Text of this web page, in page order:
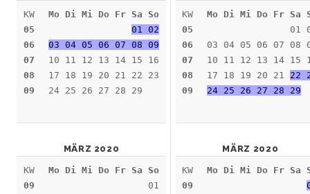
KW
05
06
07
08
09
Mo Di Mi Do Fr Sa So
01 02
03 04 05 06 07 08 09
10 11 12 13 14 15 16
17 18 19 20 21 22 23
24 25 26 27 28 29
MÄRZ 2020
KW
09
Mo Di Mi Do Fr Sa So
01
KW
05
06
07
08
09
Mo Di Mi Do Fr Sa
01
03 04 05 06 07 08
10 11 12 13 14 15
17 18 19 20 21 22
24 25 26 27 28 29
MÄRZ 2020
KW
09
Mo Di Mi Do Fr Sa